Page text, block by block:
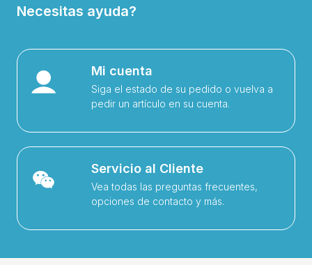
Necesitas ayuda?
Mi cuenta
Siga el estado de su pedido o vuelva a
pedir un artículo en su cuenta.
Servicio al Cliente
Vea todas las preguntas frecuentes,
opciones de contacto y más.